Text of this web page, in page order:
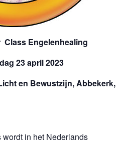
Class Engelenhealing
23 april 2023
en Bewustzijn, Abbekerk,
wordt in het Nederlands